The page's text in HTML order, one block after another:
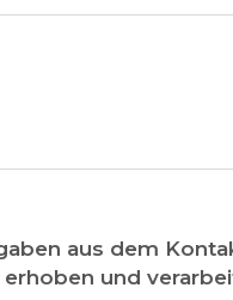
aus dem
und